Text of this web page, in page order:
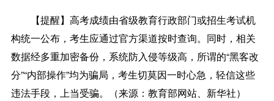
【提醒】 高考成绩由省级教育行政部门或招生考试机
构统一公布，考生应通过官方渠道按时查询。同时，相关
数据经多重加密备份，系统防入侵等级高，所谓的“黑客改
分”“内部操作”均为骗局，考生切莫因一时心急，轻信这些
违法手段，上当受骗。（来源：教育部网站、新华社）